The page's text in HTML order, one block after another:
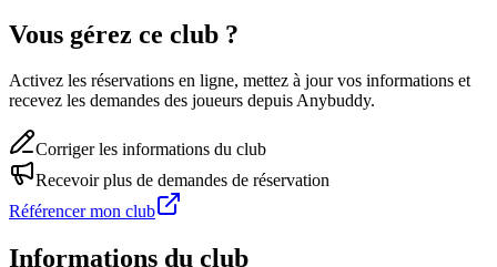
Vous gérez ce club ?
Activez les réservations en ligne, mettez à jour vos informations et
recevez les demandes des joueurs depuis Anybuddy.
Corriger les informations du club
Recevoir plus de demandes de réservation
Référencer mon club
Informations du club